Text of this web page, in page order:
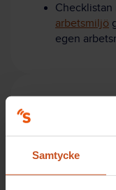
Samtycke
arbetsmiljö
egen
Fakta/
Profil:
Andrea Eriksson